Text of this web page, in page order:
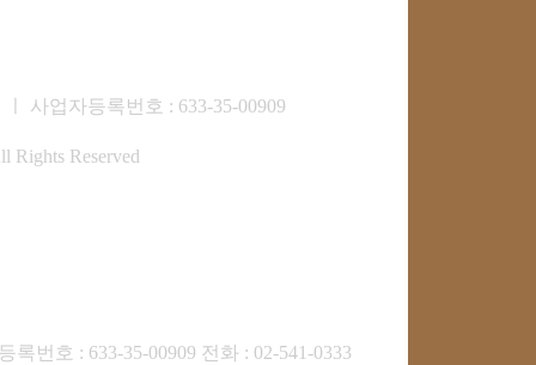
사업자등록번호 : 633-35-00909
Rights Reserved
번호 : 633-35-00909 전화 : 02-541-0333